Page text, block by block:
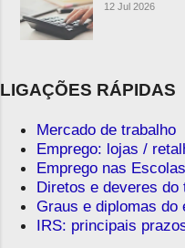
12 Jul 2026
LIGAÇÕES RÁPIDAS
Mercado de trabalho
Emprego: lojas /
Emprego nas
Diretos e deveres do
Graus e diplomas do
IRS: principais